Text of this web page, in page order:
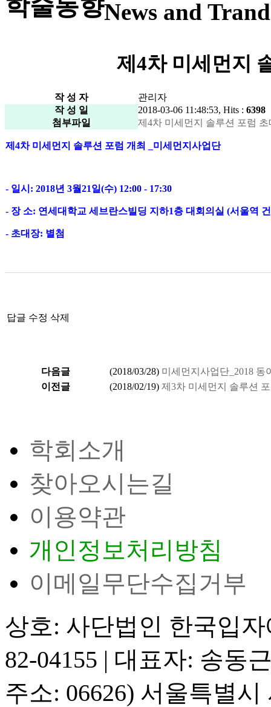
학술동향News and
제4차 미세먼지
작 성 자
관리자
작 성 일
2018-03-06 11:48:53, Hits : 6398
첨부파일
제4차 미세먼지 솔루션 포럼 초
제4차 미세먼지 솔루션 포럼 개최 _미세먼지사업단
- 일시: 2018년 3월21일(수) 12:00 - 17:30
- 장 소: 연세대학교 세브란스빌딩 지하1층 대회의실 (서울역
- 초대장: 별첨
답글 수정 삭제
다음글 (2018/03/28) 미세먼지사업단_2018 동
이전글
(2018/02/19) 제3차 미세먼지 솔루션
학회소개
찾아오시는길
이용약관
개인정보처리방침
이메일무단수집거부
상호: 사단법인 한국입
82-04155 | 대표자: 송동
주소: 06626) 서울특별